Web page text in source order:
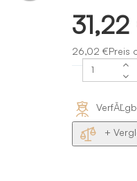
26,02 €Preis
+